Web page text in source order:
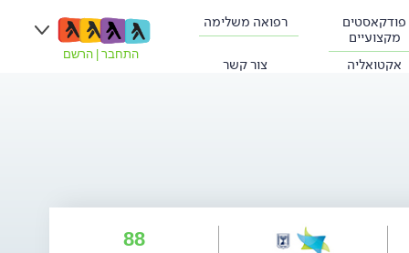
פודקאסטים
מקצועיים
רפואה משלימה
אקטואליה צור קשר
התחבר הרשם
88